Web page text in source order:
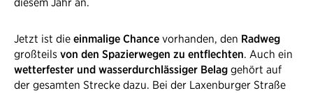
diesem Jahr an.
Jetzt ist die einmalige Chance vorhanden, den Radweg
großteils von den Spazierwegen zu entflechten. Auch ein
wetterfester und wasserdurchlässiger Belag gehört auf
der gesamten Strecke dazu. Bei der Laxenburger Straße